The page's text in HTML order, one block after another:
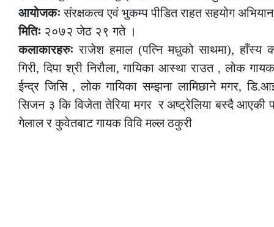
आयोजकःसंरक्षकत्व एवं भुकम्प पीडित राहत सहयोग
मितिः २०७२ जेठ २९ गते ।
कलाकारहरुः राजेश हमाल (पत्नि मधुको साथमा), हाँस्य
गिरी, दिपा श्री निरौला, गायिका आस्था राउत , लोक
ईन्द्र जिसि , लोक गायिका सम्झना लामिछाने मगर,
सिजन ३ कि विजेता तेरिया मगर र अष्ट्रेलिया बस्दै आएकी
गेलाल र कुवेतबाट गायक विवि मल्ल ठकुरी